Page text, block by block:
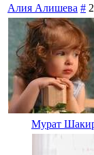
Алия Алишева #
Мурат